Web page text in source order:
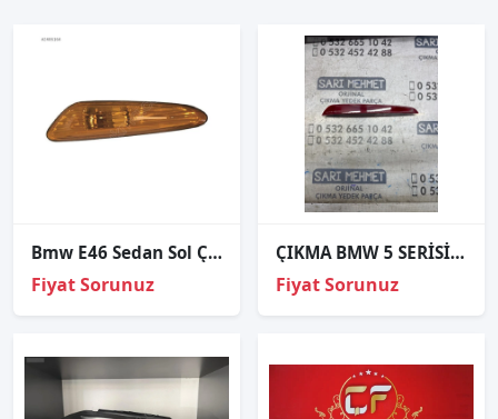
Bmw E46 Sedan Sol Çamurluk Sinyali Sarı 2002-2005
Fiyat Sorunuz
ÇIKMA BMW 5 SERİSİ G30 ARKA TAMPON REFLEKTÖRÜ SOL
Fiyat Sorunuz